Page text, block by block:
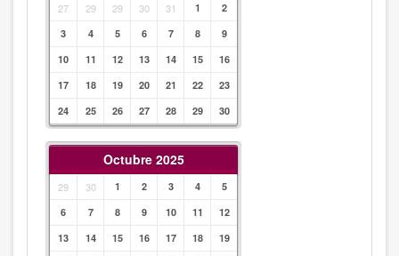
27 29 29 30 31 1
2
3
4 5 6 7 8
9
10
11 12 13 14 15
16
17
18 19 20 21 22
23
24
25 26 27 28 29 30
Octubre 2025
29 30 1 2 3 4
5
6
7 8 9 10 11
12
13
14 15 16 17 18
19